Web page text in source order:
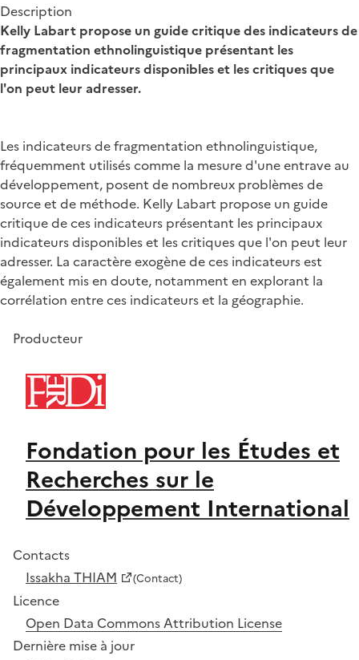
Description
Kelly Labart propose un guide critique des indicateurs de
fragmentation ethnolinguistique présentant les
principaux indicateurs disponibles et les critiques que
l'on peut leur adresser.
Les indicateurs de fragmentation ethnolinguistique,
fréquemment utilisés comme la mesure d'une entrave au
développement, posent de nombreux problèmes de
source et de méthode. Kelly Labart propose un guide
critique de ces indicateurs présentant les principaux
indicateurs disponibles et les critiques que l'on peut leur
adresser. La caractère exogène de ces indicateurs est
également mis en doute, notamment en explorant la
corrélation entre ces indicateurs et la géographie.
Producteur
Fondation pour les Études et
Recherches sur le
Développement International
Contacts
Issakha THIAM
(Contact)
Licence
Open Data Commons Attribution License
Dernière mise à jour